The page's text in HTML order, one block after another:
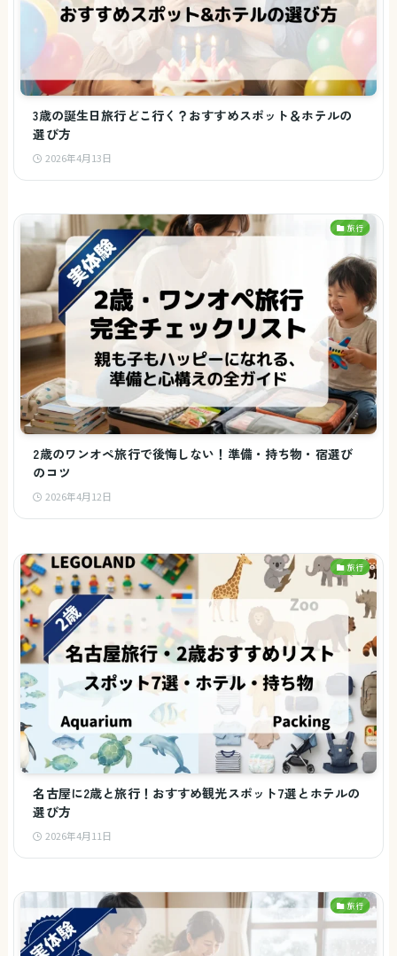
3歳の誕生日旅行どこ行く？おすすめスポット＆ホテルの
選び方
2026年4月13日
旅行
2歳のワンオペ旅行で後悔しない！準備・持ち物・宿選び
のコツ
2026年4月12日
旅行
名古屋に2歳と旅行！おすすめ観光スポット7選とホテルの
選び方
2026年4月11日
旅行